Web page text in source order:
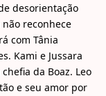
desorientação
reconhece
com Tânia
Kami e Jussara
da Boaz. Leo
e seu amor por